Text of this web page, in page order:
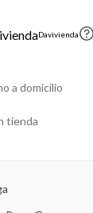
Davivienda
a domicilio
tienda